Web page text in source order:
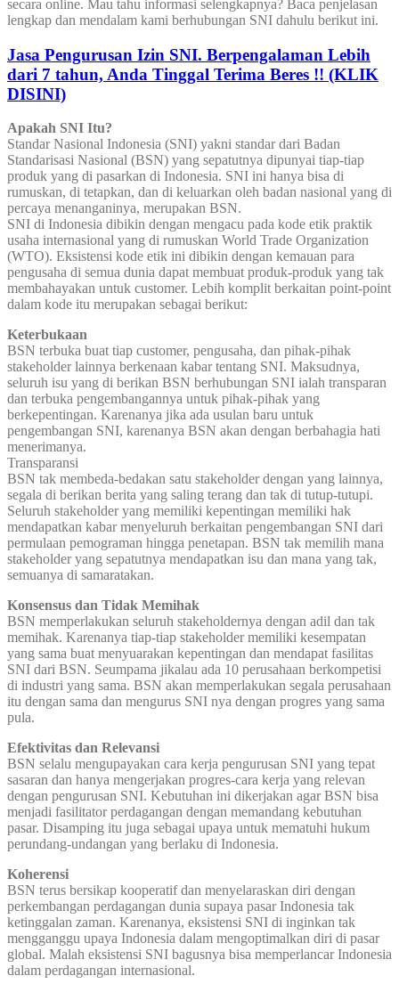
secara online. Mau tahu informasi selengkapnya? Baca penjelasan
lengkap dan mendalam kami berhubungan SNI dahulu berikut ini.
Jasa Pengurusan Izin SNI. Berpengalaman Lebih
dari 7 tahun, Anda Tinggal Terima Beres !! (KLIK
DISINI)
Apakah SNI Itu?
Standar Nasional Indonesia (SNI) yakni standar dari Badan
Standarisasi Nasional (BSN) yang sepatutnya dipunyai tiap-tiap
produk yang di pasarkan di Indonesia. SNI ini hanya bisa di
rumuskan, di tetapkan, dan di keluarkan oleh badan nasional yang di
percaya menanganinya, merupakan BSN.
SNI di Indonesia dibikin dengan mengacu pada kode etik praktik
usaha internasional yang di rumuskan World Trade Organization
(WTO). Eksistensi kode etik ini dibikin dengan kemauan para
pengusaha di semua dunia dapat membuat produk-produk yang tak
membahayakan untuk customer. Lebih komplit berkaitan point-point
dalam kode itu merupakan sebagai berikut:
Keterbukaan
BSN terbuka buat tiap customer, pengusaha, dan pihak-pihak
stakeholder lainnya berkenaan kabar tentang SNI. Maksudnya,
seluruh isu yang di berikan BSN berhubungan SNI ialah transparan
dan terbuka pengembangannya untuk pihak-pihak yang
berkepentingan. Karenanya jika ada usulan baru untuk
pengembangan SNI, karenanya BSN akan dengan berbahagia hati
menerimanya.
Transparansi
BSN tak membeda-bedakan satu stakeholder dengan yang lainnya,
segala di berikan berita yang saling terang dan tak di tutup-tutupi.
Seluruh stakeholder yang memiliki kepentingan memiliki hak
mendapatkan kabar menyeluruh berkaitan pengembangan SNI dari
permulaan pemograman hingga penetapan. BSN tak memilih mana
stakeholder yang sepatutnya mendapatkan isu dan mana yang tak,
semuanya di samaratakan.
Konsensus dan Tidak Memihak
BSN memperlakukan seluruh stakeholdernya dengan adil dan tak
memihak. Karenanya tiap-tiap stakeholder memiliki kesempatan
yang sama buat menyuarakan kepentingan dan mendapat fasilitas
SNI dari BSN. Seumpama jikalau ada 10 perusahaan berkompetisi
di industri yang sama. BSN akan memperlakukan segala perusahaan
itu dengan sama dan mengurus SNI nya dengan progres yang sama
pula.
Efektivitas dan Relevansi
BSN selalu mengupayakan cara kerja pengurusan SNI yang tepat
sasaran dan hanya mengerjakan progres-cara kerja yang relevan
dengan pengurusan SNI. Kebutuhan ini dikerjakan agar BSN bisa
menjadi fasilitator perdagangan dengan memandang kebutuhan
pasar. Disamping itu juga sebagai upaya untuk mematuhi hukum
perundang-undangan yang berlaku di Indonesia.
Koherensi
BSN terus bersikap kooperatif dan menyelaraskan diri dengan
perkembangan perdagangan dunia supaya pasar Indonesia tak
ketinggalan zaman. Karenanya, eksistensi SNI di inginkan tak
mengganggu upaya Indonesia dalam mengoptimalkan diri di pasar
global. Malah eksistensi SNI bagusnya bisa memperlancar Indonesia
dalam perdagangan internasional.